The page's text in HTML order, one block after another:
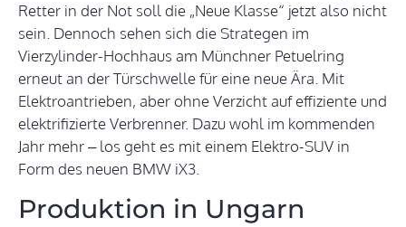
Retter in der Not soll die „Neue Klasse“ jetzt also nicht
sein. Dennoch sehen sich die Strategen im
Vierzylinder-Hochhaus am Münchner Petuelring
erneut an der Türschwelle für eine neue Ära. Mit
Elektroantrieben, aber ohne Verzicht auf effiziente und
elektrifizierte Verbrenner. Dazu wohl im kommenden
Jahr mehr – los geht es mit einem Elektro-SUV in
Form des neuen BMW iX3.
Produktion in Ungarn